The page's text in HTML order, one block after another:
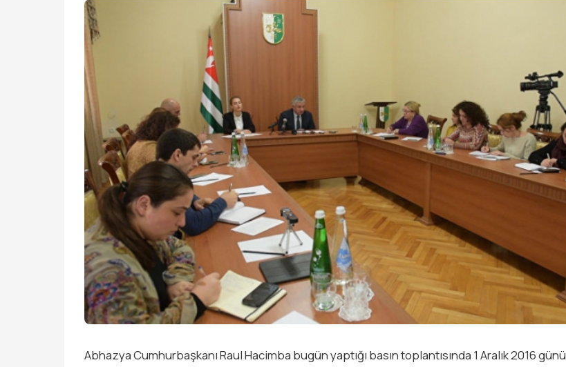
Abhazya Cumhurbaşkanı Raul Hacimba bugün yaptığı basın toplantısında 1 Aralık 2016 günü